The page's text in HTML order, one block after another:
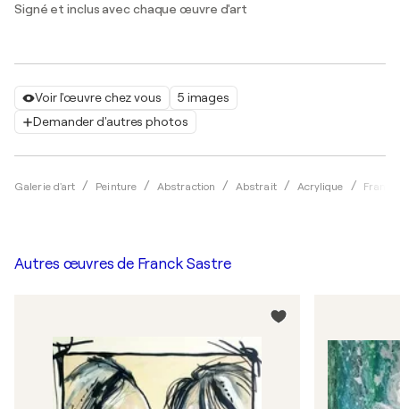
Voir l'œuvre chez vous
5 images
Demander d'autres photos
Galerie d'art Peinture Abstraction Abstrait Acrylique Franck
Signé et inclus avec chaque œuvre d'art
Autres œuvres de Franck Sastre